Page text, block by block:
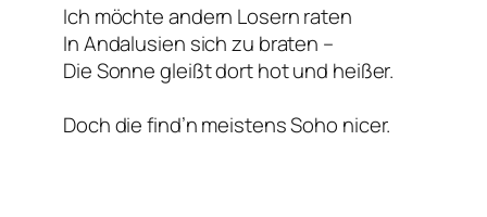
Ich möchte andern Losern raten
In Andalusien sich zu braten –
Die Sonne gleißt dort hot und heißer.
Doch die find’n meistens Soho nicer.